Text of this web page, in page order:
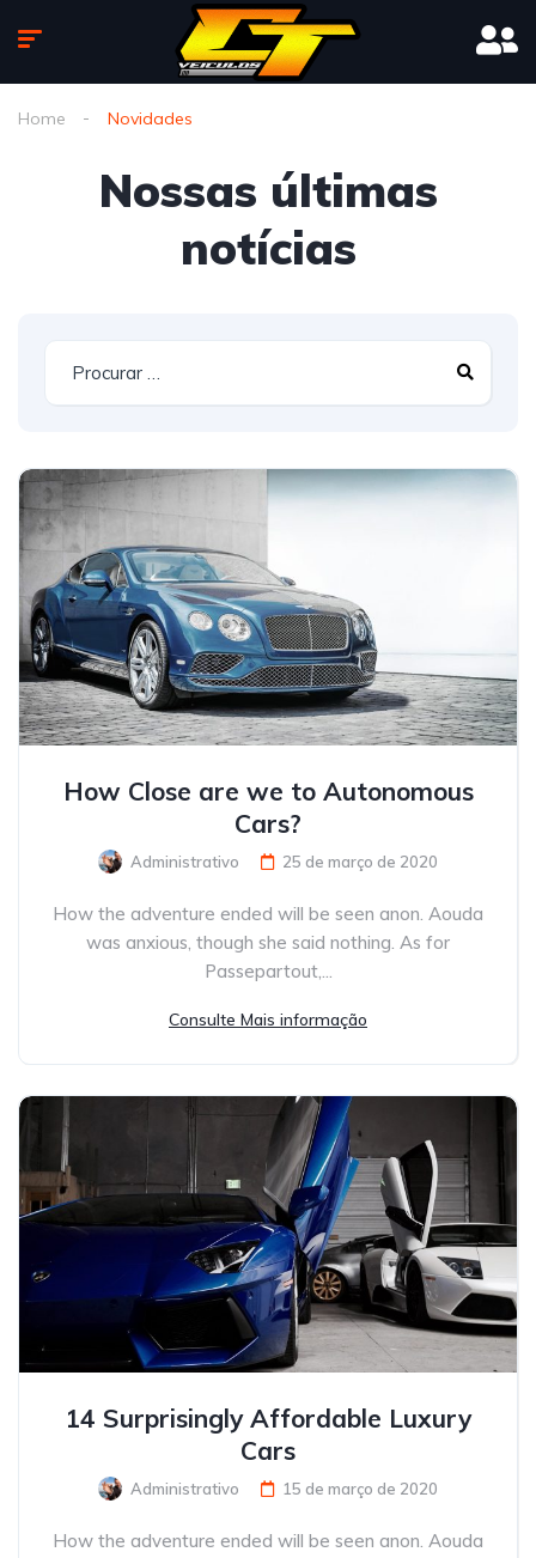
Home Novidades
Nossas últimas
notícias
How Close are we to Autonomous
Cars?
Administrativo 25 de março de 2020
How the adventure ended will be seen anon. Aouda
was anxious, though she said nothing. As for
Passepartout,...
Consulte Mais informação
14 Surprisingly Affordable Luxury
Cars
Administrativo 15 de março de 2020
How the adventure ended will be seen anon. Aouda